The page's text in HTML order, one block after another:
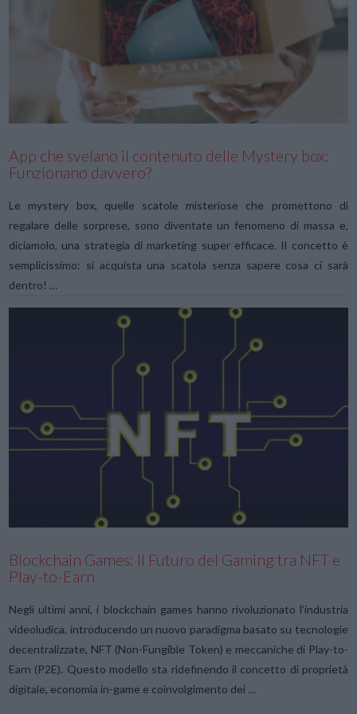
VIEW POST
VIEW POST
App che svelano il contenuto delle Mystery box:
Funzionano davvero?
Le mystery box, quelle scatole misteriose che promettono di
regalare delle sorprese, sono diventate un fenomeno di massa e,
diciamolo, una strategia di marketing super efficace. Il concetto è
semplicissimo: si acquista una scatola senza sapere cosa ci sarà
dentro! …
Blockchain Games: Il Futuro del Gaming tra NFT e
Play-to-Earn
Negli ultimi anni, i blockchain games hanno rivoluzionato l’industria
videoludica, introducendo un nuovo paradigma basato su tecnologie
decentralizzate, NFT (Non-Fungible Token) e meccaniche di Play-to-
Earn (P2E). Questo modello sta ridefinendo il concetto di proprietà
digitale, economia in-game e coinvolgimento dei …